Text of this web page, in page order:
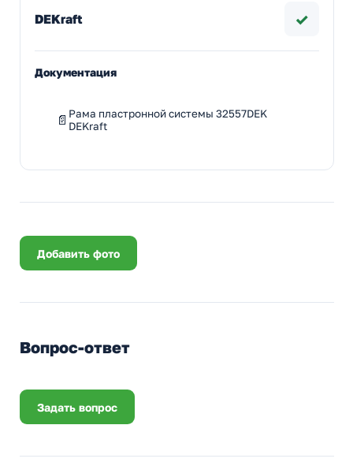
DEKraft ✓
Документация
Рама пластронной системы 32557DEK
DEKraft
Добавить фото
Вопрос-ответ
Задать вопрос